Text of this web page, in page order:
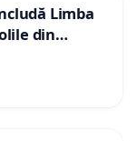
Limba
din